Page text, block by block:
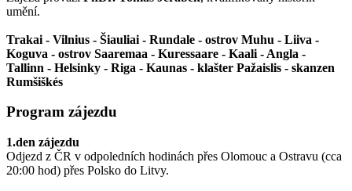
umění.
Trakai - Vilnius - Šiauliai - Rundale - ostrov Muhu - Liiva -
Koguva - ostrov Saaremaa - Kuressaare - Kaali - Angla -
Tallinn - Helsinky - Riga - Kaunas - klašter Pažaislis - skanzen
Rumšiškés
Program zájezdu
1.den zájezdu
Odjezd z ČR v odpoledních hodinách přes Olomouc a Ostravu (cca
20:00 hod) přes Polsko do Litvy.